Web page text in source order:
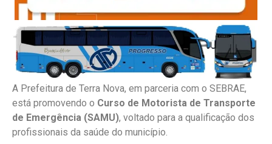
A Prefeitura de Terra Nova, em parceria com o SEBRAE,
está promovendo o Curso de Motorista de Transporte
de Emergência (SAMU), voltado para a qualificação dos
profissionais da saúde do município.